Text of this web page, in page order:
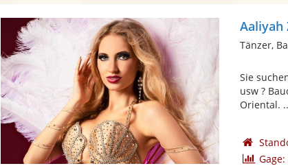
Aaliyah
Tänzer,
Sie
usw ?
Oriental.
Gage: